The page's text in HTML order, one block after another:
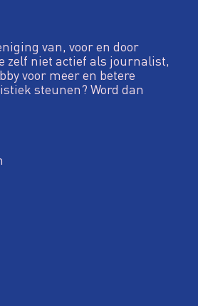
van, voor en door
zelf niet actief als journalist,
voor meer en betere
steunen? Word dan